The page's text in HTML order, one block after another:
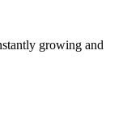
growing and